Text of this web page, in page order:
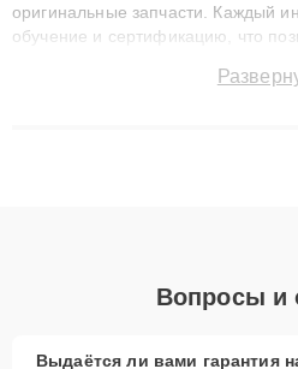
оригинальные запчасти. Каждый
обучение и сертификацию, что
сохранением гарантии до 3 лет.
Вопросы и
Выдаётся ли вами гарантия